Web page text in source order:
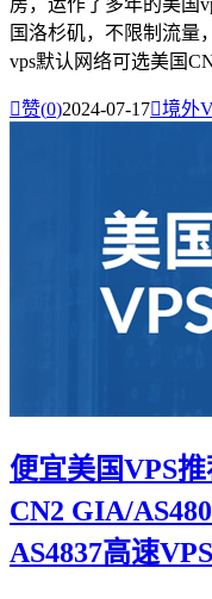
房，运作了多年的美国
国洛杉矶，不限制流量
vps默认网络可选美国
赞(0)2024-07-17境外
便宜美国VPS
CN2 GIA/
AS4837高速